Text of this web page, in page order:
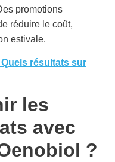
promotions
réduire le coût,
estivale.
résultats sur
les
avec
?